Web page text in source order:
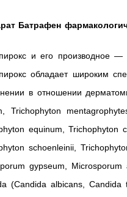
Батрафен
и его производное —
обладает широким
в отношении
Trichophyton
equinum, Trichophyton
schoenleinii,
gypseum,
(Candida albicans,